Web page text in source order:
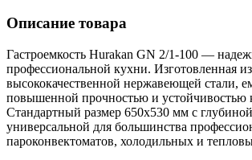
Описание товара
Гастроемкость Hurakan GN 2/1-100 —
профессиональной кухни. Изготовленная из
высококачественной нержавеющей стали,
повышенной прочностью и устойчивостью
Стандартный размер 650x530 мм с
универсальной для большинства
пароконвектоматов, холодильных и